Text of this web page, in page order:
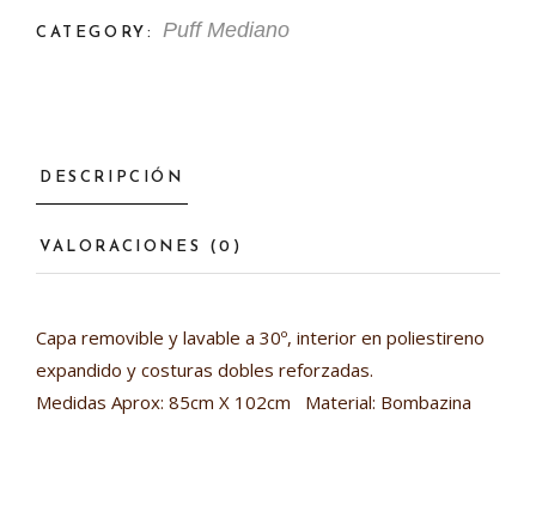
CATEGORY: Puff Mediano
DESCRIPCIÓN
VALORACIONES (0)
Capa removible y lavable a 30º, interior en poliestireno
expandido y costuras dobles reforzadas.
Medidas Aprox: 85cm X 102cm Material: Bombazina